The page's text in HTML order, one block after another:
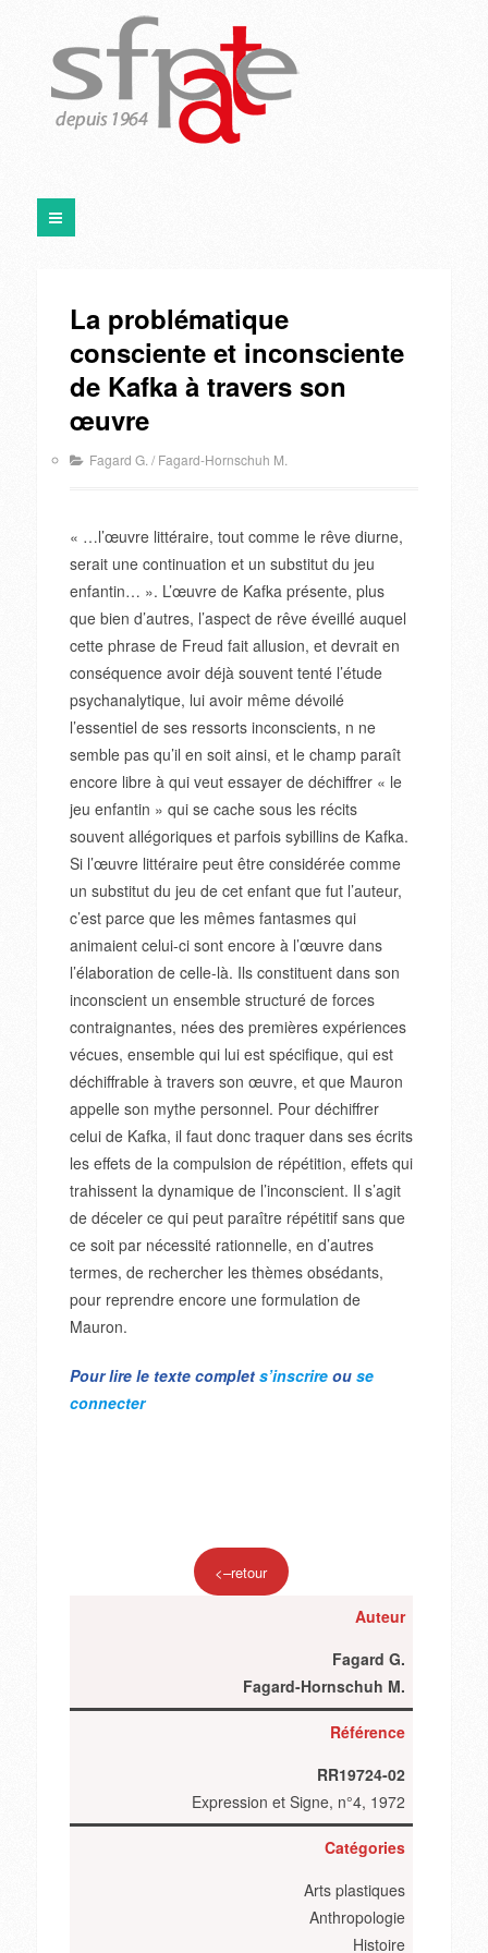
La problématique
consciente et inconsciente
de Kafka à travers son
œuvre
Fagard G. / Fagard-Hornschuh M.
« …l’œuvre littéraire, tout comme le rêve diurne,
serait une continuation et un substitut du jeu
enfantin… ». L’œuvre de Kafka présente, plus
que bien d’autres, l’aspect de rêve éveillé auquel
cette phrase de Freud fait allusion, et devrait en
conséquence avoir déjà souvent tenté l’étude
psychanalytique, lui avoir même dévoilé
l’essentiel de ses ressorts inconscients, n ne
semble pas qu’il en soit ainsi, et le champ paraît
encore libre à qui veut essayer de déchiffrer « le
jeu enfantin » qui se cache sous les récits
souvent allégoriques et parfois sybillins de Kafka.
Si l’œuvre littéraire peut être considérée comme
un substitut du jeu de cet enfant que fut l’auteur,
c’est parce que les mêmes fantasmes qui
animaient celui-ci sont encore à l’œuvre dans
l’élaboration de celle-là. Ils constituent dans son
inconscient un ensemble structuré de forces
contraignantes, nées des premières expériences
vécues, ensemble qui lui est spécifique, qui est
déchiffrable à travers son œuvre, et que Mauron
appelle son mythe personnel. Pour déchiffrer
celui de Kafka, il faut donc traquer dans ses écrits
les effets de la compulsion de répétition, effets qui
trahissent la dynamique de l’inconscient. Il s’agit
de déceler ce qui peut paraître répétitif sans que
ce soit par nécessité rationnelle, en d’autres
termes, de rechercher les thèmes obsédants,
pour reprendre encore une formulation de
Mauron.
Pour lire le texte complet s’inscrireou se
connecter
<–retour
Auteur
Fagard G.
Fagard-Hornschuh M.
Référence
RR19724-02
Expression et Signe, n°4, 1972
Catégories
Arts plastiques
Anthropologie
Histoire